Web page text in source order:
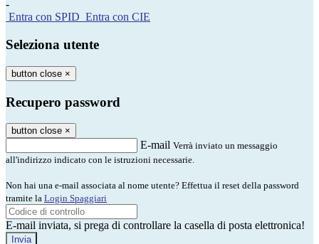
-
Entra con SPID Entra con CIE
Seleziona utente
button close ×
Recupero password
button close ×
E-mail Verrà inviato un messaggio
all'indirizzo indicato con le istruzioni necessarie.
Non hai una e-mail associata al nome utente? Effettua il reset della password
tramite la Login Spaggiari
E-mail inviata, si prega di controllare la casella di posta elettronica!